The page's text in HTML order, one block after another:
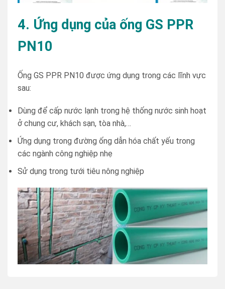
4. Ứng dụng của ống GS PPR
PN10
Ống GS PPR PN10 được ứng dụng trong các lĩnh vực
sau:
Dùng để cấp nước lạnh trong hệ thống nước sinh hoạt
ở chung cư, khách sạn, tòa nhà,…
Ứng dụng trong đường ống dẫn hóa chất yếu trong
các ngành công nghiệp nhẹ
Sử dụng trong tưới tiêu nông nghiệp